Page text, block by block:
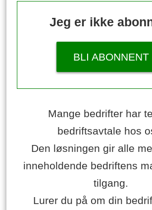
Jeg er ikke
BLI ABONNENT
Mange bedrifter har
bedriftsavtale hos
Den løsningen gir alle
inneholdende bedriftens
tilgang.
Lurer du på om din